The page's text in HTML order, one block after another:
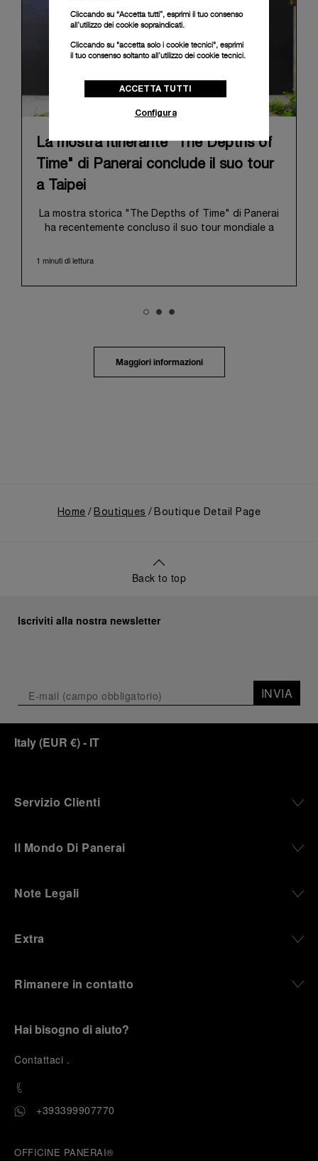
La mostra itinerante "The Depths of
Time" di Panerai conclude il suo tour
a Taipei
La mostra storica "The Depths of Time" di Panerai
ha recentemente concluso il suo tour mondiale a
ha aperto le proprie porte al pubblico presso lo
di grande valore simbolico, con oltre un secolo di
ideale per valorizzare l'incontro tra il patrimonio
Panerai, ripercorrendone l'evoluzione dagli esordi
1 minuti di lettura
Maggiori informazioni
Home Boutiques Boutique Detail Page
Back to top
Iscriviti alla nostra newsletter
INVIA
Italy(EUR €)- IT
Servizio Clienti
Il Mondo Di Panerai
Note Legali
Extra
Rimanere in contatto
Hai bisogno di aiuto?
Contattaci .
+393399907770
OFFICINE PANERAI®
Cliccando su “Accetta tutti”, esprimi il tuo consenso
all’utilizzo dei cookie sopraindicati.
Cliccando su "accetta solo i cookie tecnici", esprimi
il tuo consenso soltanto all’utilizzo dei cookie tecnici.
ACCETTA TUTTI
Configura